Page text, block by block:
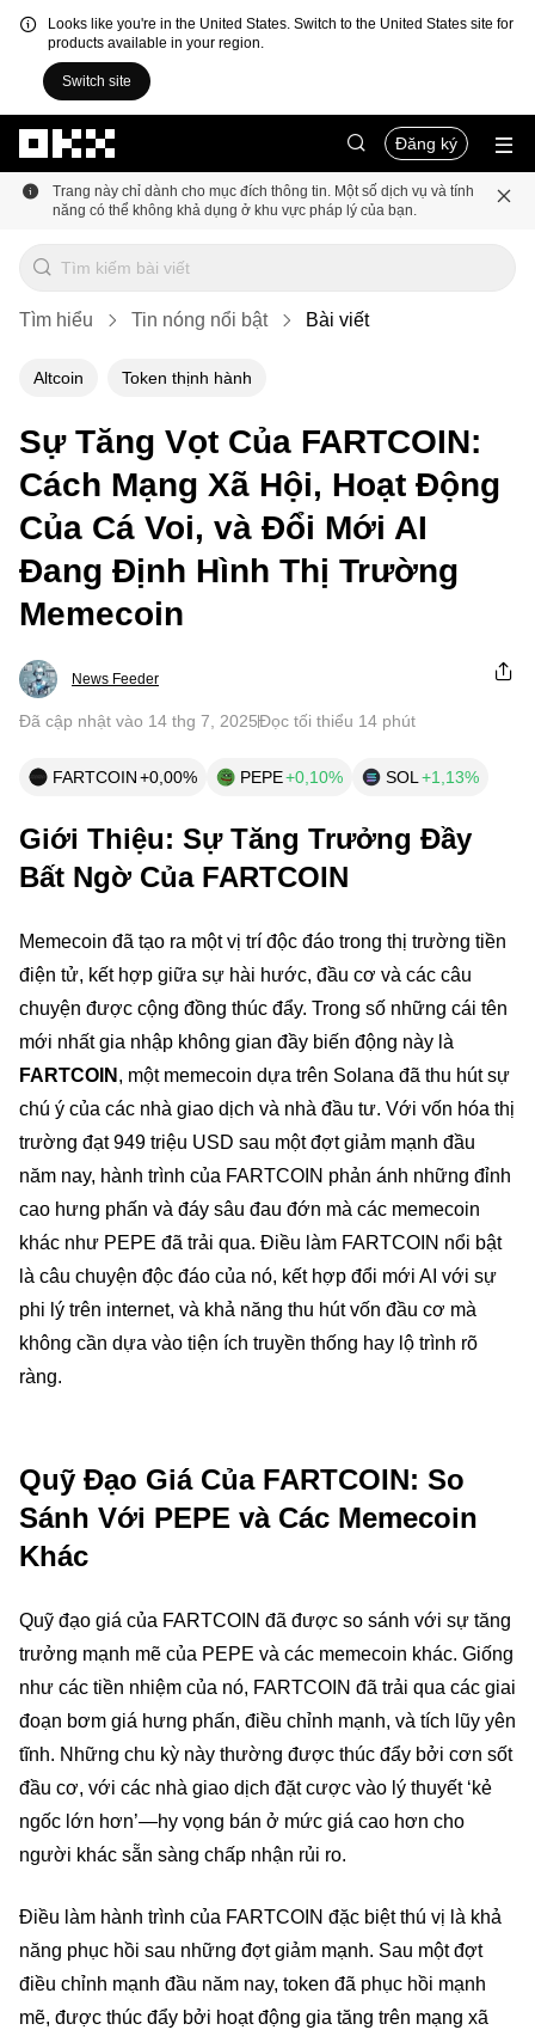
Looks like you're in the United States. Switch to the United States site for
products available in your region.
Switch site
Đăng ký
Trang này chỉ dành cho mục đích thông tin. Một số dịch vụ và tính
năng có thể không khả dụng ở khu vực pháp lý của bạn.
Tìm hiểu Tin nóng nổi bật Bài viết
Altcoin Token thịnh hành
Sự Tăng Vọt Của FARTCOIN:
Cách Mạng Xã Hội, Hoạt Động
Của Cá Voi, và Đổi Mới AI
Đang Định Hình Thị Trường
Memecoin
News Feeder
Đã cập nhật vào 14 thg 7, 2025Đọc tối thiểu 14 phút
FARTCOIN+0,00% PEPE+0,10% SOL +1,13%
Giới Thiệu: Sự Tăng Trưởng Đầy
Bất Ngờ Của FARTCOIN
Memecoin đã tạo ra một vị trí độc đáo trong thị trường tiền
điện tử, kết hợp giữa sự hài hước, đầu cơ và các câu
chuyện được cộng đồng thúc đẩy. Trong số những cái tên
mới nhất gia nhập không gian đầy biến động này là
FARTCOIN , một memecoin dựa trên Solana đã thu hút sự
chú ý của các nhà giao dịch và nhà đầu tư. Với vốn hóa thị
trường đạt 949 triệu USD sau một đợt giảm mạnh đầu
năm nay, hành trình của FARTCOIN phản ánh những đỉnh
cao hưng phấn và đáy sâu đau đớn mà các memecoin
khác như PEPE đã trải qua. Điều làm FARTCOIN nổi bật
là câu chuyện độc đáo của nó, kết hợp đổi mới AI với sự
phi lý trên internet, và khả năng thu hút vốn đầu cơ mà
không cần dựa vào tiện ích truyền thống hay lộ trình rõ
ràng.
Quỹ Đạo Giá Của FARTCOIN: So
Sánh Với PEPE và Các Memecoin
Khác
Quỹ đạo giá của FARTCOIN đã được so sánh với sự tăng
trưởng mạnh mẽ của PEPE và các memecoin khác. Giống
như các tiền nhiệm của nó, FARTCOIN đã trải qua các giai
đoạn bơm giá hưng phấn, điều chỉnh mạnh, và tích lũy yên
tĩnh. Những chu kỳ này thường được thúc đẩy bởi cơn sốt
đầu cơ, với các nhà giao dịch đặt cược vào lý thuyết ‘kẻ
ngốc lớn hơn’—hy vọng bán ở mức giá cao hơn cho
người khác sẵn sàng chấp nhận rủi ro.
Điều làm hành trình của FARTCOIN đặc biệt thú vị là khả
năng phục hồi sau những đợt giảm mạnh. Sau một đợt
điều chỉnh mạnh đầu năm nay, token đã phục hồi mạnh
mẽ, được thúc đẩy bởi hoạt động gia tăng trên mạng xã